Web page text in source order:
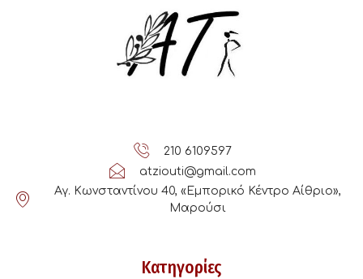
210 6109597
atziouti@gmail.com
Αγ. Κωνσταντίνου 40, «Εμπορικό Κέντρο Αίθριο»,
Μαρούσι
Κατηγορίες